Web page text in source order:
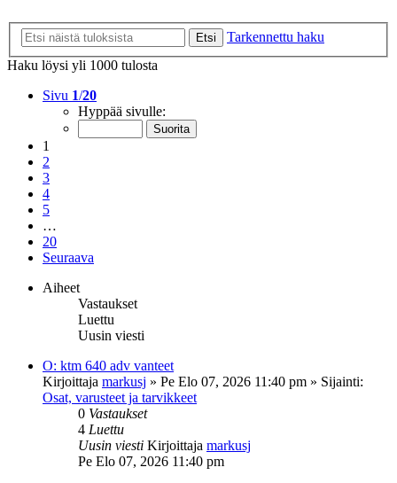
Etsi
Tarkennettu haku
Haku löysi yli 1000 tulosta
Sivu 1/20
Hyppää sivulle:
1
2
3
4
5
…
20
Seuraava
Aiheet
Vastaukset
Luettu
Uusin viesti
O: ktm 640 adv vanteet
Kirjoittaja markusj » Pe Elo 07, 2026 11:40 pm » Sijainti:
Osat, varusteet ja tarvikkeet
0 Vastaukset
4 Luettu
Uusin viesti Kirjoittaja markusj
Pe Elo 07, 2026 11:40 pm